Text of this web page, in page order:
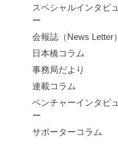
スペシャルインタビュ
ー
会報誌（News Letter）
日本橋コラム
事務局だより
連載コラム
ベンチャーインタビュ
ー
サポーターコラム